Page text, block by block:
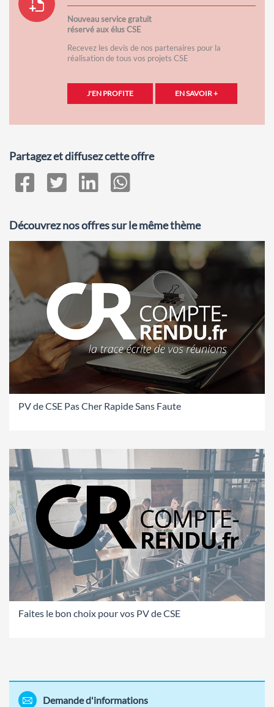
Nouveau service gratuit
réservé aux élus CSE
Recevez les devis de nos partenaires pour la
réalisation de tous vos projets CSE
J'EN PROFITE EN SAVOIR +
Partagez et diffusez cette offre
Découvrez nos offres sur le même thème
PV de CSE Pas Cher Rapide Sans Faute
Faites le bon choix pour vos PV de CSE
Demande d'informations